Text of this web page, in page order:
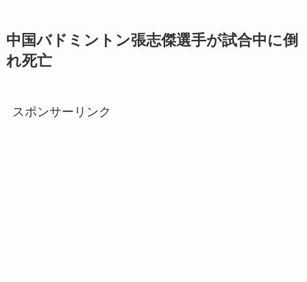
中国バドミントン張志傑選手が試合中に倒
れ死亡
スポンサーリンク